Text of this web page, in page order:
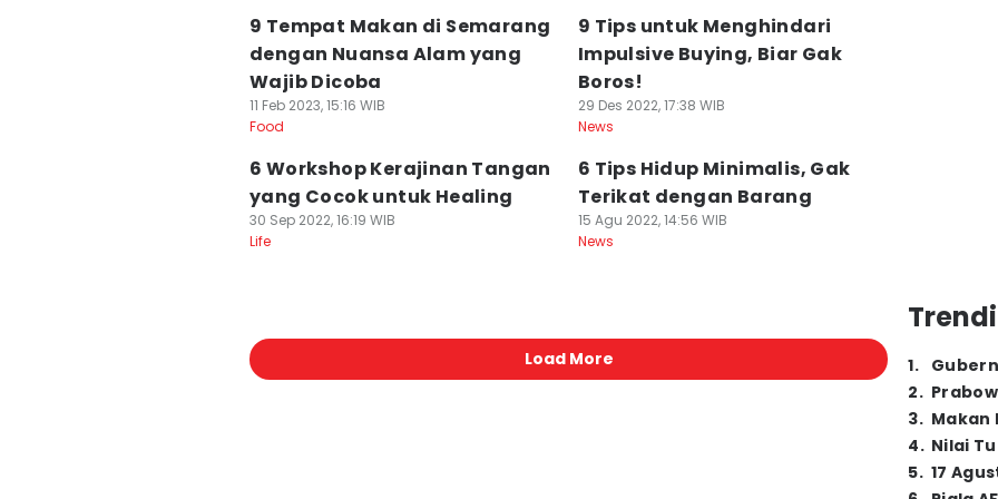
9 Tempat Makan di Semarang
dengan Nuansa Alam yang
Wajib Dicoba
11 Feb 2023, 15:16 WIB
Food
9 Tips untuk Menghindari
Impulsive Buying, Biar Gak
Boros!
29 Des 2022, 17:38 WIB
News
6 Workshop Kerajinan Tangan
yang Cocok untuk Healing
30 Sep 2022, 16:19 WIB
Life
6 Tips Hidup Minimalis, Gak
Terikat dengan Barang
15 Agu 2022, 14:56 WIB
News
Load More 1.
2.
3. Makan
4. Nilai
5. 17